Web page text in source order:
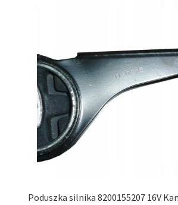
Poduszka silnika 8200155207 16V